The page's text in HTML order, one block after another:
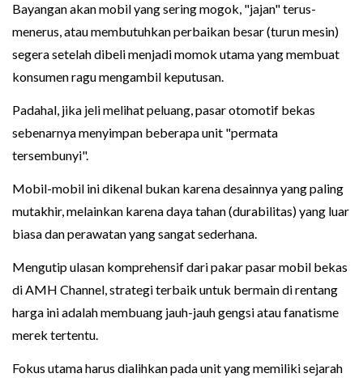
Bayangan akan mobil yang sering mogok, "jajan" terus-
menerus, atau membutuhkan perbaikan besar (turun mesin)
segera setelah dibeli menjadi momok utama yang membuat
konsumen ragu mengambil keputusan.
Padahal, jika jeli melihat peluang, pasar otomotif bekas
sebenarnya menyimpan beberapa unit "permata
tersembunyi".
Mobil-mobil ini dikenal bukan karena desainnya yang paling
mutakhir, melainkan karena daya tahan (durabilitas) yang luar
biasa dan perawatan yang sangat sederhana.
Mengutip ulasan komprehensif dari pakar pasar mobil bekas
di AMH Channel, strategi terbaik untuk bermain di rentang
harga ini adalah membuang jauh-jauh gengsi atau fanatisme
merek tertentu.
Fokus utama harus dialihkan pada unit yang memiliki sejarah